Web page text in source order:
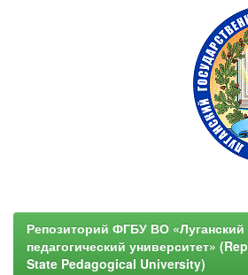
Репозиторий ФГБУ ВО «Луганский
педагогический университет»
State Pedagogical University)